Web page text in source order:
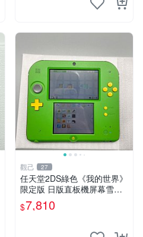
觀己 27
任天堂2DS綠色《我的世界》
限定版 日版直板機屏幕雪白
功能正常 2DS 《我的世界》
日版 直板機 薄膜保護 屏幕清
$7,810